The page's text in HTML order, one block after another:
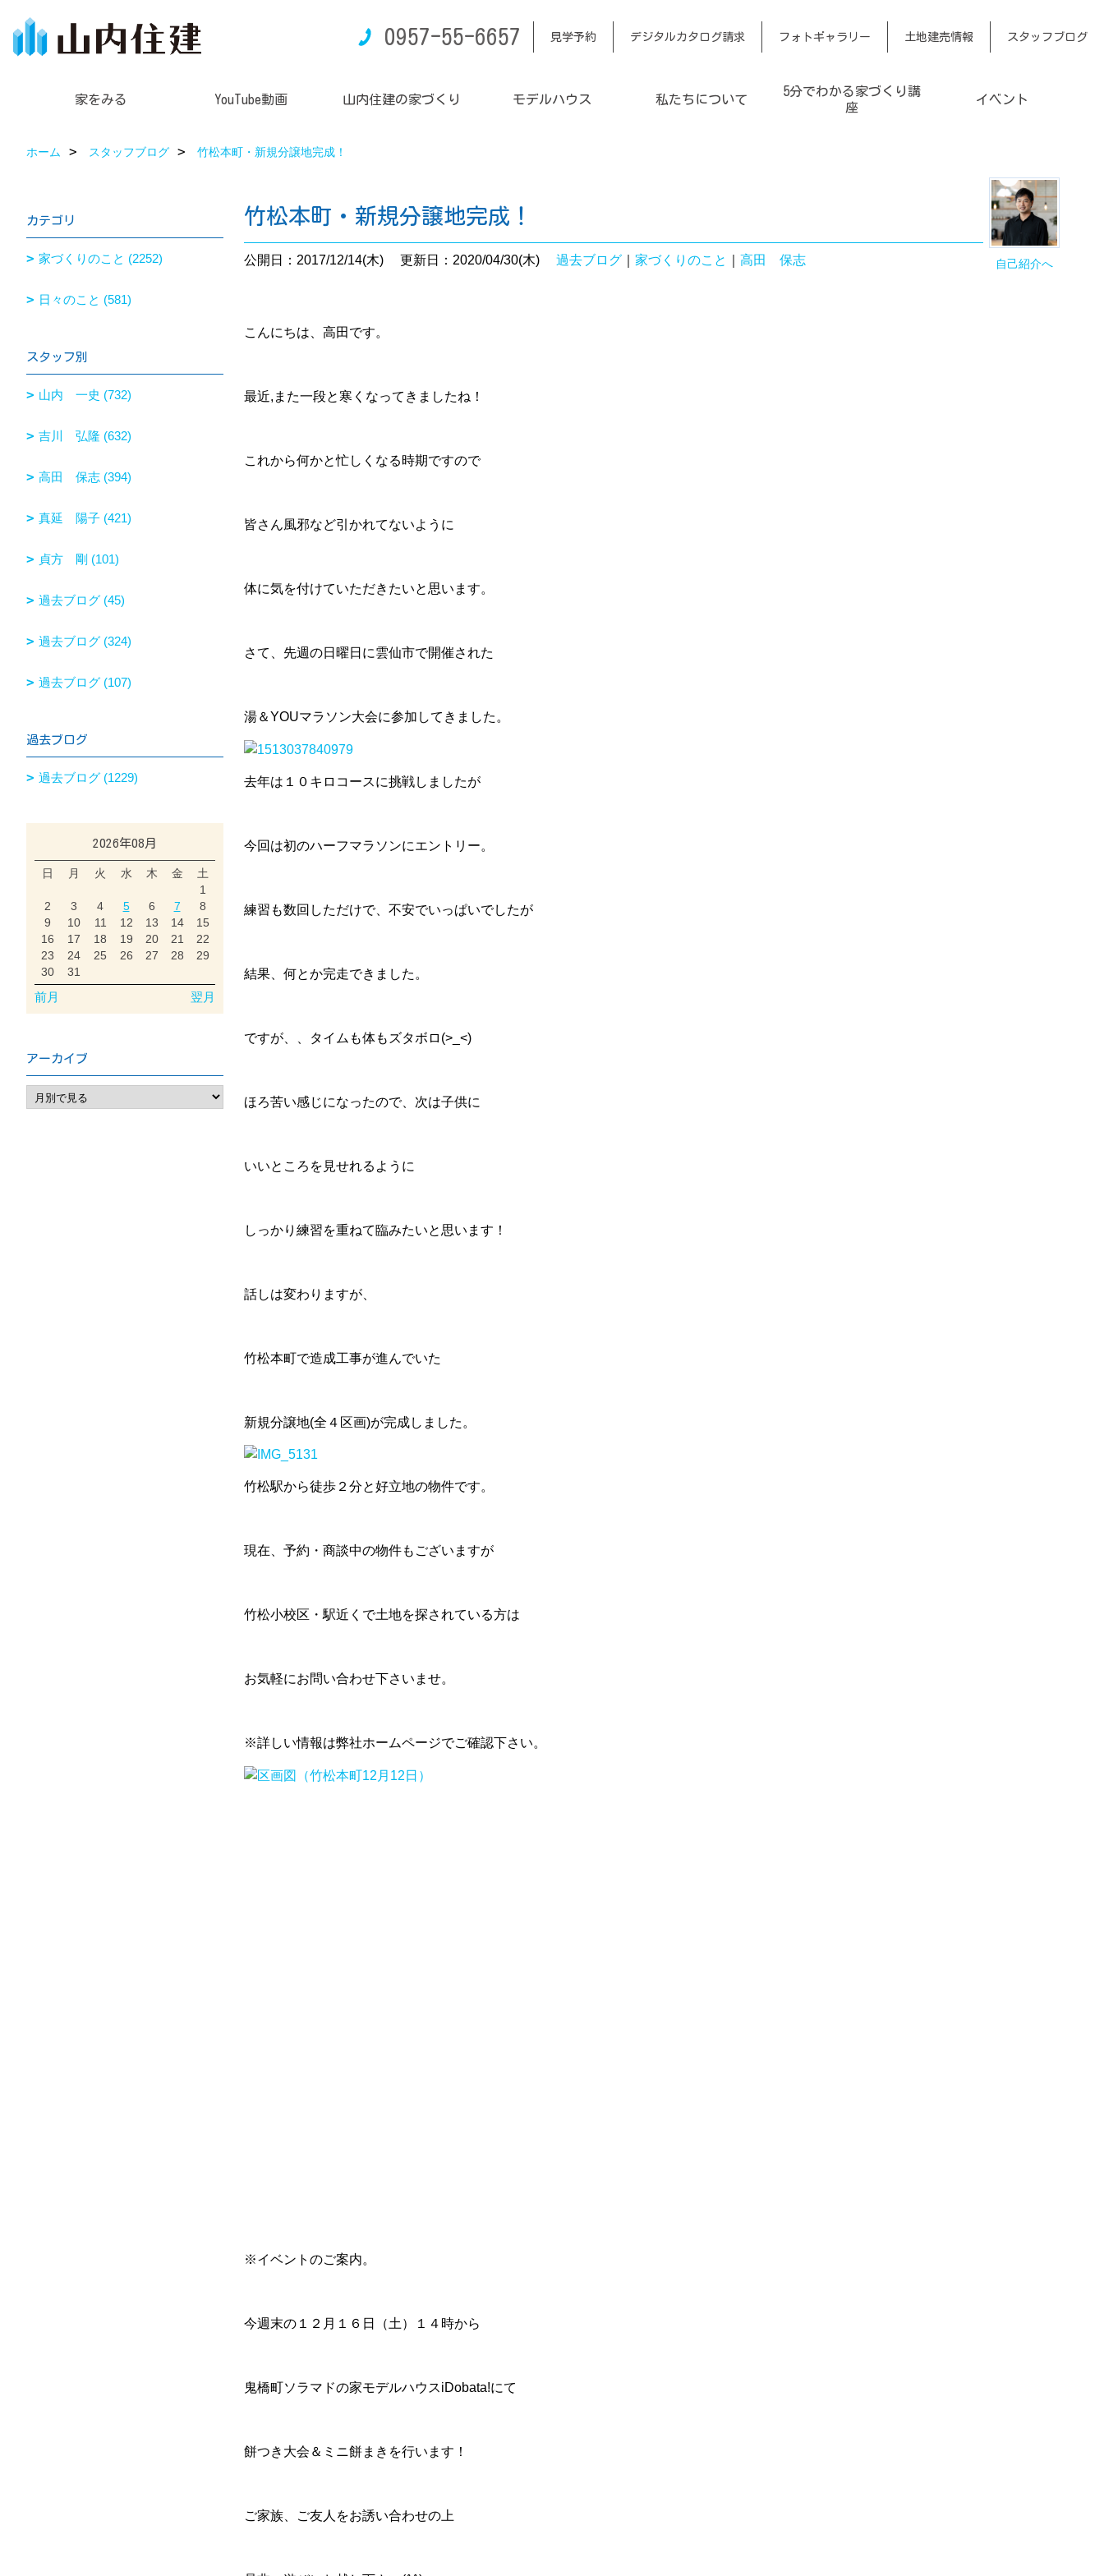
0957-55-6657 見学予約 デジタルカタログ請求 フォトギャラリー 土地建売情報 スタッフブログ
家をみる YouTube動画 山内住建の家づくり モデルハウス 私たちについて
5分でわかる家づくり講
座
イベント
ホーム スタッフブログ 竹松本町・新規分譲地完成！
自己紹介へ
竹松本町・新規分譲地完成！
公開日：2017/12/14(木) 更新日：2020/04/30(木) 過去ブログ 家づくりのこと 高田 保志
こんにちは、高田です。
最近,また一段と寒くなってきましたね！
これから何かと忙しくなる時期ですので
皆さん風邪など引かれてないように
体に気を付けていただきたいと思います。
さて、先週の日曜日に雲仙市で開催された
湯＆YOUマラソン大会に参加してきました。
去年は１０キロコースに挑戦しましたが
今回は初のハーフマラソンにエントリー。
練習も数回しただけで、不安でいっぱいでしたが
結果、何とか完走できました。
ですが、、タイムも体もズタボロ(>_<)
ほろ苦い感じになったので、次は子供に
いいところを見せれるように
しっかり練習を重ねて臨みたいと思います！
話しは変わりますが、
竹松本町で造成工事が進んでいた
新規分譲地(全４区画)が完成しました。
竹松駅から徒歩２分と好立地の物件です。
現在、予約・商談中の物件もございますが
竹松小校区・駅近くで土地を探されている方は
お気軽にお問い合わせ下さいませ。
※詳しい情報は弊社ホームページでご確認下さい。
※イベントのご案内。
今週末の１２月１６日（土）１４時から
鬼橋町ソラマドの家モデルハウスiDobata!にて
餅つき大会＆ミニ餅まきを行います！
ご家族、ご友人をお誘い合わせの上
カテゴリ
家づくりのこと (2252)
日々のこと (581)
スタッフ別
山内 一史 (732)
吉川 弘隆 (632)
高田 保志 (394)
真延 陽子 (421)
貞方 剛 (101)
過去ブログ (45)
過去ブログ (324)
過去ブログ (107)
過去ブログ
過去ブログ (1229)
2026年08月
日 月 火 水 木 金
土
1
2
3 4 5 6 7
8
9
10 11 12 13 14
15
16
17 18 19 20 21
22
23
24 25 26 27 28
29
30
31
前月 翌月
アーカイブ